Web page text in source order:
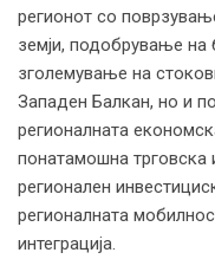
регионот со
земји, подобрување на
зголемување на
Западен Балкан, но и
регионалната
понатамошна трговска
регионален
регионалната
интеграција.